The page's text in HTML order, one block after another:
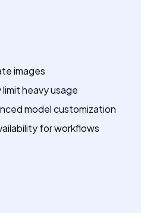
images
heavy usage
model customization
for workflows